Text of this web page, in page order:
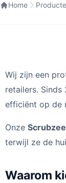
Home
Wij zijn een
retailers. Sinds
efficiënt op de
Onze
terwijl ze de
Waarom